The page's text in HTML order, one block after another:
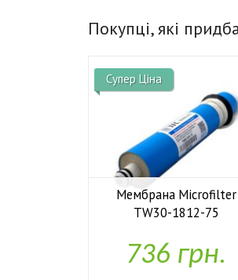
Покупці, які
Супер Ціна
Мембрана Microfilter
TW30-1812-75
У наявності
736 грн.